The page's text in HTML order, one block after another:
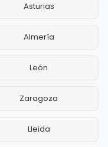
Asturias
Almería
León
Zaragoza
Lleida